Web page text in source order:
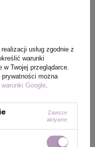
18 cm,39 x 58 x
usług zgodnie z
warunki
w Twojej przeglądarce.
można
Google.
Zawsze
aktywne